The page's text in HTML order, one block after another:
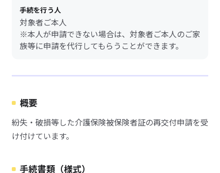
手続を行う人
対象者ご本人
※本人が申請できない場合は、対象者ご本人のご家
族等に申請を代行してもらうことができます。
概要
紛失・破損等した介護保険被保険者証の再交付申請を受
け付けています。
手続書類（様式）